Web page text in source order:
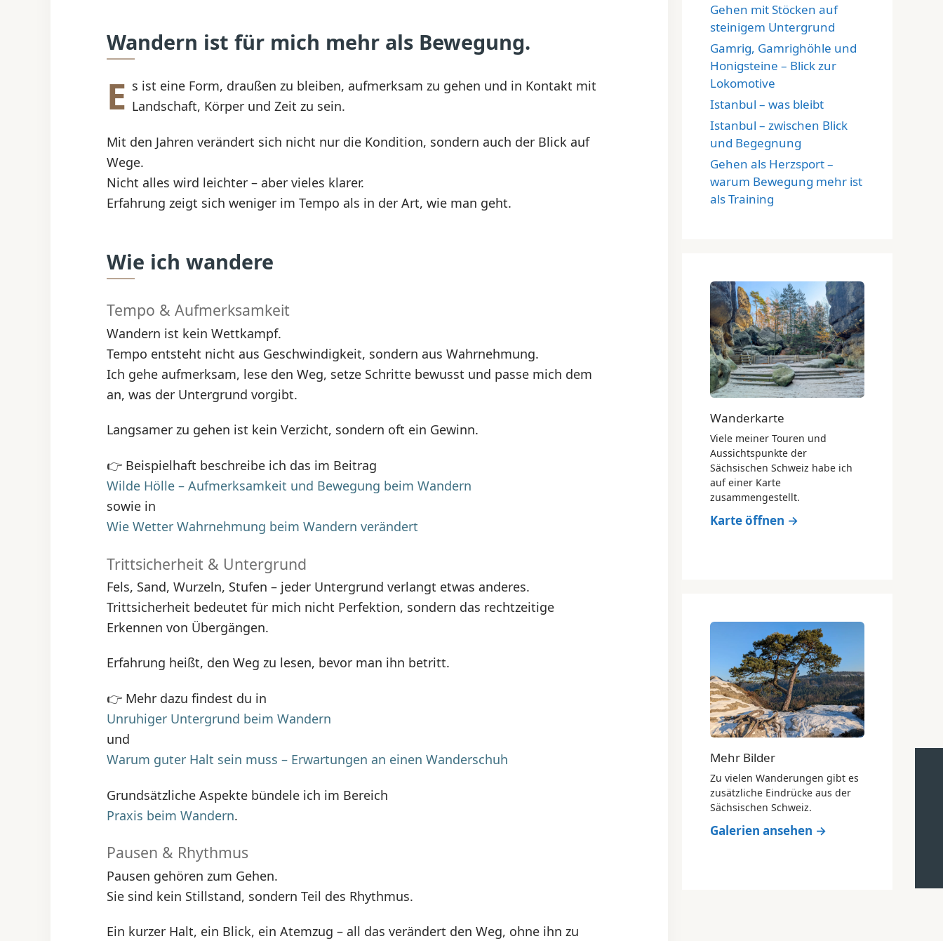
Wandern ist für mich mehr als Bewegung.
E s ist eine Form, draußen zu bleiben, aufmerksam zu gehen und in Kontakt mit
Landschaft, Körper und Zeit zu sein.
Mit den Jahren verändert sich nicht nur die Kondition, sondern auch der Blick auf
Wege.
Nicht alles wird leichter – aber vieles klarer.
Erfahrung zeigt sich weniger im Tempo als in der Art, wie man geht.
Wie ich wandere
Tempo & Aufmerksamkeit
Wandern ist kein Wettkampf.
Tempo entsteht nicht aus Geschwindigkeit, sondern aus Wahrnehmung.
Ich gehe aufmerksam, lese den Weg, setze Schritte bewusst und passe mich dem
an, was der Untergrund vorgibt.
Langsamer zu gehen ist kein Verzicht, sondern oft ein Gewinn.
👉 Beispielhaft beschreibe ich das im Beitrag
Wilde Hölle – Aufmerksamkeit und Bewegung beim Wandern
sowie in
Wie Wetter Wahrnehmung beim Wandern verändert
Trittsicherheit & Untergrund
Fels, Sand, Wurzeln, Stufen – jeder Untergrund verlangt etwas anderes.
Trittsicherheit bedeutet für mich nicht Perfektion, sondern das rechtzeitige
Erkennen von Übergängen.
Erfahrung heißt, den Weg zu lesen, bevor man ihn betritt.
👉 Mehr dazu findest du in
Unruhiger Untergrund beim Wandern
und
Warum guter Halt sein muss – Erwartungen an einen Wanderschuh
Grundsätzliche Aspekte bündele ich im Bereich
Praxis beim Wandern.
Pausen & Rhythmus
Pausen gehören zum Gehen.
Sie sind kein Stillstand, sondern Teil des Rhythmus.
Ein kurzer Halt, ein Blick, ein Atemzug – all das verändert den Weg, ohne ihn zu
Gehen mit Stöcken auf
steinigem Untergrund
Gamrig, Gamrighöhle und
Honigsteine – Blick zur
Lokomotive
Istanbul – was bleibt
Istanbul – zwischen Blick
und Begegnung
Gehen als Herzsport –
warum Bewegung mehr ist
als Training
Wanderkarte
Viele meiner Touren und
Aussichtspunkte der
Sächsischen Schweiz habe ich
auf einer Karte
zusammengestellt.
Karte öffnen →
Mehr Bilder
Zu vielen Wanderungen gibt es
zusätzliche Eindrücke aus der
Sächsischen Schweiz.
Galerien ansehen →